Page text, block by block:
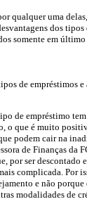
qualquer uma
dos
somente em
de empréstimos e
de empréstimo
o que é muito
podem cair na
de Finanças da
por ser descontado
complicada. Por
e não
modalidades de